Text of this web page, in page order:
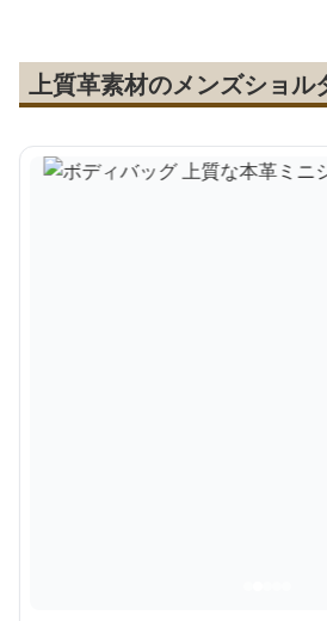
上質革素材のメンズショル